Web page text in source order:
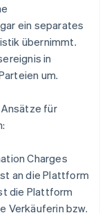
ein separates
übernimmt.
in
um.
für
Charges
an die Plattform
die Plattform
Verkäuferin bzw.